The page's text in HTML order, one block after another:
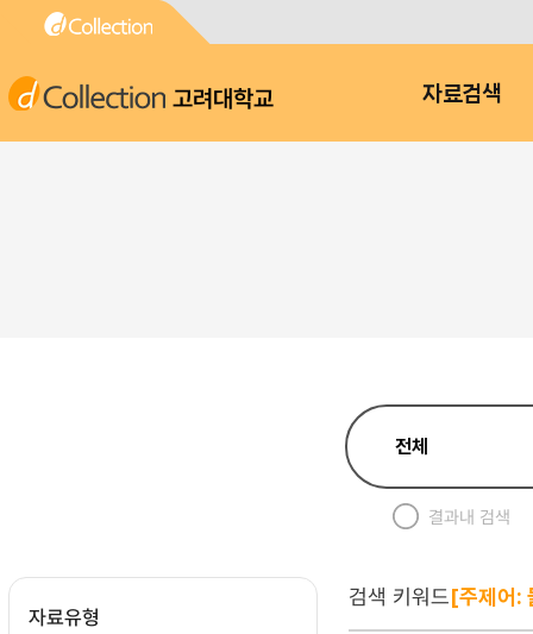
고려대학교 자료검색
결과내 검색
자료유형
검색 키워드[주제어: